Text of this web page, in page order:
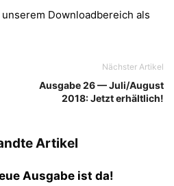
unserem Downloadbereich als
Nächster Artikel
Ausgabe 26 — Juli/August
2018: Jetzt erhältlich!
Artikel
Ausgabe ist da!